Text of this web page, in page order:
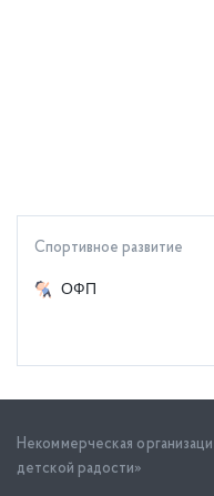
Спортивное развитие
ОФП
Некоммерческая
детской радости»